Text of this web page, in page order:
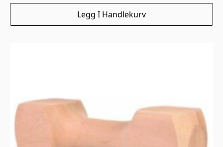
Legg I Handlekurv